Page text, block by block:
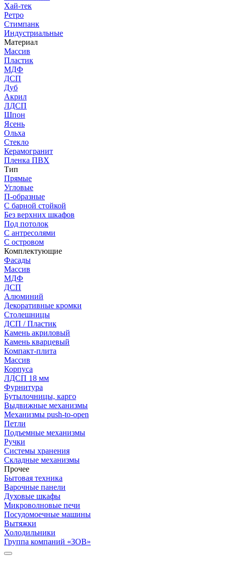
Хай-тек
Ретро
Стимпанк
Индустриальные
Материал
Массив
Пластик
МДФ
ДСП
Дуб
Акрил
ЛДСП
Шпон
Ясень
Ольха
Стекло
Керамогранит
Пленка ПВХ
Тип
Прямые
Угловые
П-образные
С барной стойкой
Без верхних шкафов
Под потолок
С антресолями
С островом
Комплектующие
Фасады
Массив
МДФ
ДСП
Алюминий
Декоративные кромки
Столешницы
ДСП / Пластик
Камень акриловый
Камень кварцевый
Компакт-плита
Массив
Корпуса
ЛДСП 18 мм
Фурнитура
Бутылочницы, карго
Выдвижные механизмы
Механизмы push-to-open
Петли
Подъемные механизмы
Ручки
Системы хранения
Складные механизмы
Прочее
Бытовая техника
Варочные панели
Духовые шкафы
Микроволновые печи
Посудомоечные машины
Вытяжки
Холодильники
Группа компаний «ЗОВ»